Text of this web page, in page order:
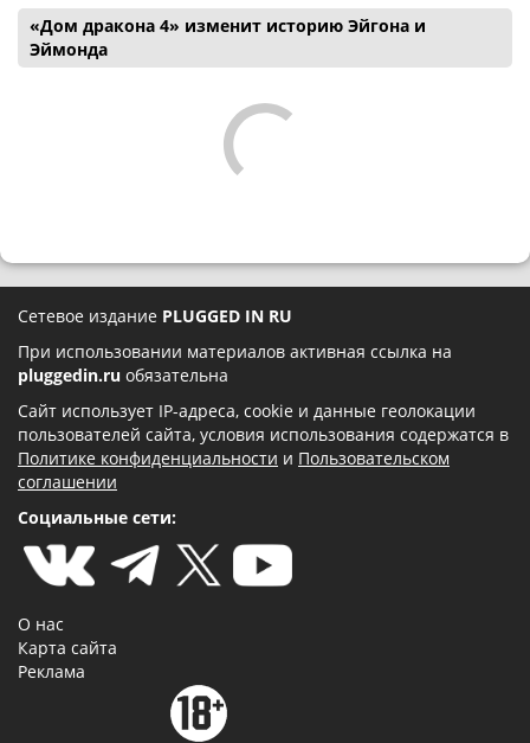
«Дом дракона 4» изменит историю Эйгона и
Эймонда
Сетевое издание PLUGGED IN RU
При использовании материалов активная ссылка на
pluggedin.ru обязательна
Сайт использует IP-адреса, cookie и данные геолокации
пользователей сайта, условия использования содержатся в
Политике конфиденциальности и Пользовательском
соглашении
Социальные сети:
О нас
Карта сайта
Реклама